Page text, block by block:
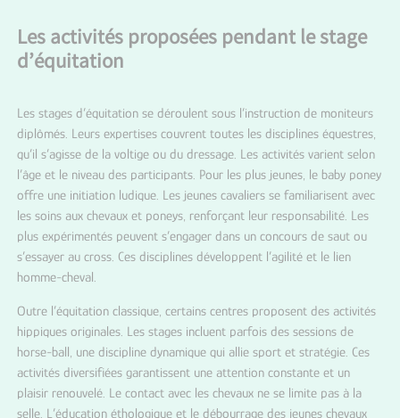
Les activités proposées pendant le stage
d’équitation
Les stages d’équitation se déroulent sous l’instruction de moniteurs
diplômés. Leurs expertises couvrent toutes les disciplines équestres,
qu’il s’agisse de la voltige ou du dressage. Les activités varient selon
l’âge et le niveau des participants. Pour les plus jeunes, le baby poney
offre une initiation ludique. Les jeunes cavaliers se familiarisent avec
les soins aux chevaux et poneys, renforçant leur responsabilité. Les
plus expérimentés peuvent s’engager dans un concours de saut ou
s’essayer au cross. Ces disciplines développent l’agilité et le lien
homme-cheval.
Outre l’équitation classique, certains centres proposent des activités
hippiques originales. Les stages incluent parfois des sessions de
horse-ball, une discipline dynamique qui allie sport et stratégie. Ces
activités diversifiées garantissent une attention constante et un
plaisir renouvelé. Le contact avec les chevaux ne se limite pas à la
selle. L’éducation éthologique et le débourrage des jeunes chevaux